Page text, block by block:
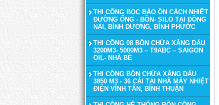
THI CÔNG BỌC BẢO ÔN CÁCH NHIỆT
ĐƯỜNG ỐNG - BỒN- SILO TẠI ĐỒNG
NAI, BÌNH DƯƠNG, BÌNH PHƯỚC
THI CÔNG 08 BỒN CHỨA XĂNG DẦU
3200M3- 5000M3 – T9ABC – SAIGON
OIL- NHÀ BÈ
THI CÔNG BỒN CHỨA XĂNG DẦU
3850 M3 - 36 CÁI TẠI NHÀ MÁY NHIỆT
ĐIỆN VĨNH TÂN, BÌNH THUẬN